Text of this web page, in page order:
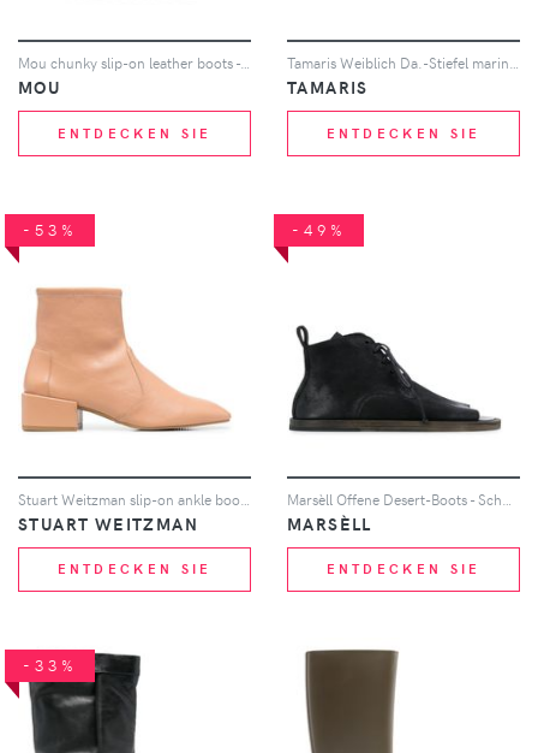
Mou chunky slip-on leather boots - Braun
MOU
ENTDECKEN SIE
Tamaris Weiblich Da.-Stiefel marineblau 37
TAMARIS
ENTDECKEN SIE
-53%
STUART WEITZMAN
ENTDECKEN SIE
-49%
MARSÈLL
ENTDECKEN SIE
-33%